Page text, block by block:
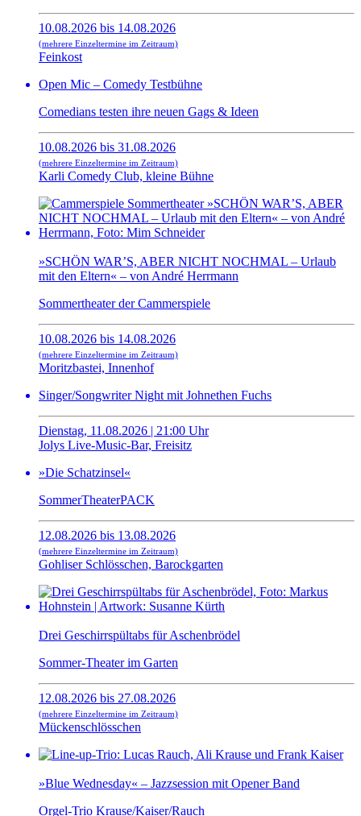
10.08.2026 bis 14.08.2026
(mehrere Einzeltermine im Zeitraum)
Feinkost
Open Mic – Comedy Testbühne
Comedians testen ihre neuen Gags & Ideen
10.08.2026 bis 31.08.2026
(mehrere Einzeltermine im Zeitraum)
Karli Comedy Club, kleine Bühne
»SCHÖN WAR’S, ABER NICHT NOCHMAL – Urlaub
mit den Eltern« – von André Herrmann
Sommertheater der Cammerspiele
10.08.2026 bis 14.08.2026
(mehrere Einzeltermine im Zeitraum)
Moritzbastei, Innenhof
Singer/Songwriter Night mit Johnethen Fuchs
Dienstag, 11.08.2026 | 21:00 Uhr
Jolys Live-Music-Bar, Freisitz
»Die Schatzinsel«
SommerTheaterPACK
12.08.2026 bis 13.08.2026
(mehrere Einzeltermine im Zeitraum)
Gohliser Schlösschen, Barockgarten
Drei Geschirrspültabs für Aschenbrödel
Sommer-Theater im Garten
12.08.2026 bis 27.08.2026
(mehrere Einzeltermine im Zeitraum)
Mückenschlösschen
»Blue Wednesday« – Jazzsession mit Opener Band
Orgel-Trio Krause/Kaiser/Rauch